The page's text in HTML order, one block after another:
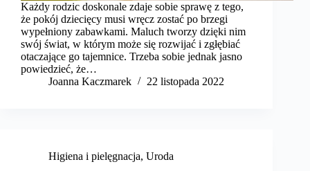
Każdy rodzic doskonale zdaje sobie sprawę z tego,
że pokój dziecięcy musi wręcz zostać po brzegi
wypełniony zabawkami. Maluch tworzy dzięki nim
swój świat, w którym może się rozwijać i zgłębiać
otaczające go tajemnice. Trzeba sobie jednak jasno
powiedzieć, że…
Joanna Kaczmarek
22 listopada 2022
Higiena i pielęgnacja, Uroda